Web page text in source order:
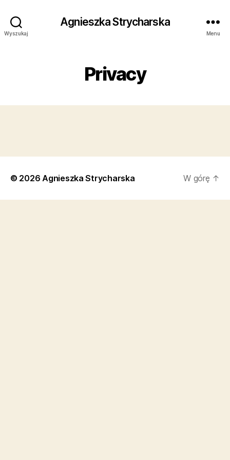
Wyszukaj
Agnieszka Strycharska
Menu
Privacy
© 2026Agnieszka Strycharska W górę ↑